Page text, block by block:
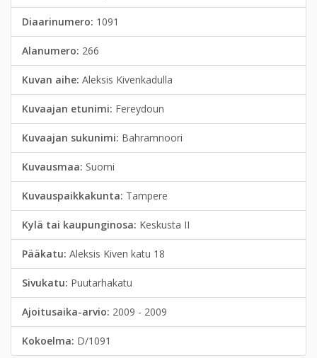
Diaarinumero: 1091
Alanumero: 266
Kuvan aihe: Aleksis Kivenkadulla
Kuvaajan etunimi: Fereydoun
Kuvaajan sukunimi: Bahramnoori
Kuvausmaa: Suomi
Kuvauspaikkakunta: Tampere
Kylä tai kaupunginosa: Keskusta II
Pääkatu: Aleksis Kiven katu 18
Sivukatu: Puutarhakatu
Ajoitusaika-arvio: 2009 - 2009
Kokoelma: D/1091